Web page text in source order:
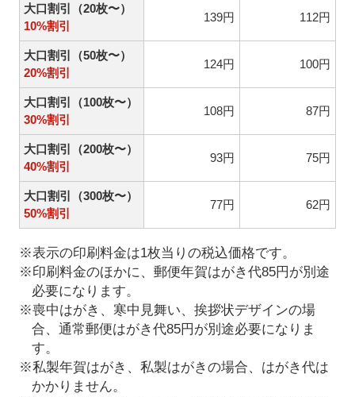
大口割引（20枚〜）
10%割引
139円 112円
大口割引（50枚〜）
20%割引
124円 100円
大口割引（100枚〜）
30%割引
108円 87円
大口割引（200枚〜）
40%割引
93円 75円
大口割引（300枚〜）
50%割引
77円 62円
※表示の印刷料金は1枚当りの税込価格です。
※印刷料金のほかに、郵便年賀はがき代85円が別途
必要になります。
※喪中はがき、寒中見舞い、挨拶状デザインの場
合、通常郵便はがき代85円が別途必要になりま
す。
※私製年賀はがき、私製はがきの場合、はがき代は
かかりません。